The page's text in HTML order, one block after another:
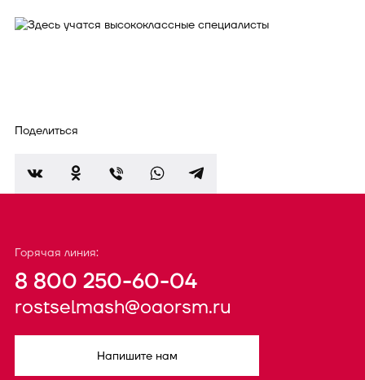
Поделиться
Горячая линия:
8 800 250-60-04
rostselmash@oaorsm.ru
Напишите нам